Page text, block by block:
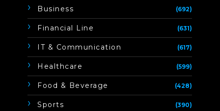
Business (692)
Financial Line (631)
IT & Communication (617)
Healthcare (599)
Food & Beverage (428)
Sports (390)